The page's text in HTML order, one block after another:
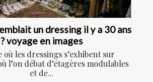
un dressing il y a 30 ans
? voyage en images
où les dressings s’exhibent sur
l’on débat d’étagères modulables
et de...